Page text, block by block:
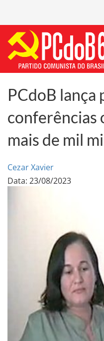
PCdoB lança
conferências
mais de mil
Cezar Xavier
Data: 23/08/2023